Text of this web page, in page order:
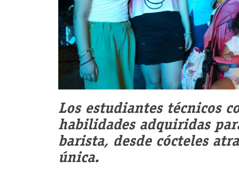
Los estudiantes técnicos
habilidades adquiridas
barista, desde cócteles
única.